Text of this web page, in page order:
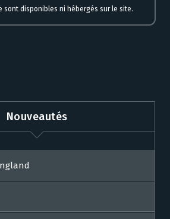
sont disponibles ni hébergés sur le site.
Nouveautés